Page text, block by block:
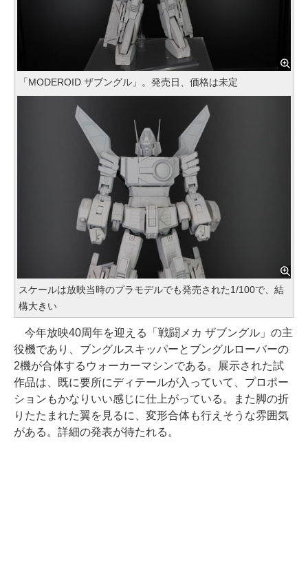
「MODEROID ザブングル」。発売日、価格は未定
スケールは放映当時のプラモデルでも発売された1/100で、結
構大きい
今年放映40周年を迎える「戦闘メカ ザブングル」の主
役機であり、ブングルスキッパーとブングルローバーの
2機が合体するウォーカーマシンである。展示された試
作品は、既に要所にディテールが入っていて、プロポー
ションもかなりいい感じに仕上がっている。また脚の折
りたたまれた翼を見るに、変形合体も行えそうな雰囲気
がある。詳細の発表が待たれる。